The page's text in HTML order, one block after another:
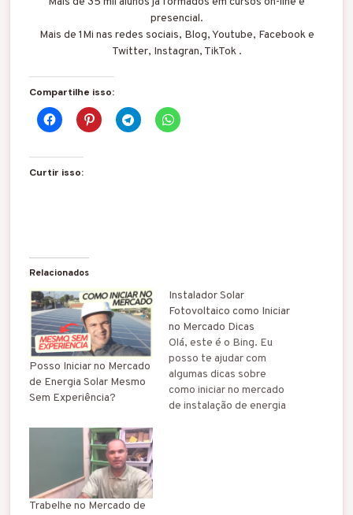
presencial.
Mais de 1Mi nas redes sociais, Blog, Youtube, Facebook e
Twitter, Instagran, TikTok .
Compartilhe isso:
Curtir isso:
Relacionados
Posso Iniciar no Mercado
de Energia Solar Mesmo
Sem Experiência?
Instalador Solar
Fotovoltaico como Iniciar
no Mercado Dicas
Olá, este é o Bing. Eu
posso te ajudar com
algumas dicas sobre
como iniciar no mercado
de instalação de energia
Trabelhe no Mercado de